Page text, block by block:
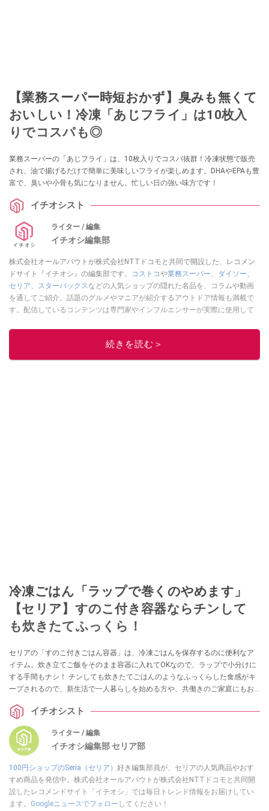
【業務スーパー時短おかず】臭みも無くて
おいしい！冷凍「あじフライ」は10枚入
りでコスパも◎
業務スーパーの「あじフライ」は、10枚入りでコスパ抜群！冷凍状態で販売
され、油で揚げるだけで簡単に美味しいフライが楽しめます。DHAやEPAも豊
富で、臭いや小骨も気になりません。忙しい日の強い味方です！
イチオシスト
ライター / 編集
イチオシ編集部
株式会社オールアバウトが株式会社NTTドコモと共同で開設した、レコメン
ドサイト『イチオシ』の編集部です。
コストコや業務スーパー ダイソー
セリア
スターバックス などの人気ショップの隠れた名品を、コラムや動画
を通してご紹介。話題のグルメやマニアが紹介するアウトドア情報も満載で
す。配信しているコンテンツは専門家やインフルエンサーが実際に使用して
ニュースでフォロー
続きを読む＞
冷凍ごはん「ラップで巻くのやめます」
【セリア】すのこ付き容器ならチンして
も炊きたてふっくら！
セリアの「すのこ付きごはん容器」は、冷凍ごはんを保存するのに便利なア
イテム。炊き立てご飯をそのまま容器に入れてOKなので、ラップで小分けに
する手間もナシ！ チンしても炊きたてごはんのようなふっくらした食感がキ
ープされるので、新生活で一人暮らしを始める方や、共働きのご家庭にもお
イチオシスト
ライター / 編集
イチオシ編集部 セリア部
100円ショップのSeria（セリア） 好き編集部員が、セリアの人気商品やおす
すめ商品を発信中。株式会社オールアバウトが株式会社NTTドコモと共同開
設したレコメンドサイト「イチオシ」では毎日トレンド情報をお届けしてい
ます。 Googleニュースでフォロー してください！